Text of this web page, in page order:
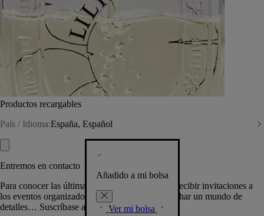
Productos recargables
País / Idioma:España, Español
Añadido a mi bolsa
Ver mi bolsa
Entremos en contacto
Para conocer las últimas creaciones de la Casa, recibir invitaciones a
los eventos organizados por Diptyque y aprovechar un mundo de
detalles… Suscríbase a nuestra newsletter.